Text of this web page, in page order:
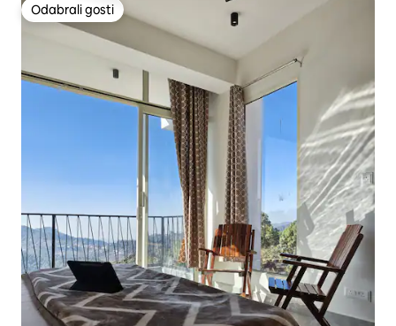
Odabrali gosti
Odabrali gosti